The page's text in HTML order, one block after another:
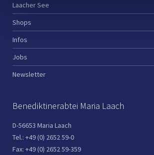
Laacher See
Shops
Infos
Jobs
Newsletter
Benediktinerabtei Maria Laach
D-56653 Maria Laach
Tel.: +49 (0) 2652 59-0
Fax: +49 (0) 2652 59-359